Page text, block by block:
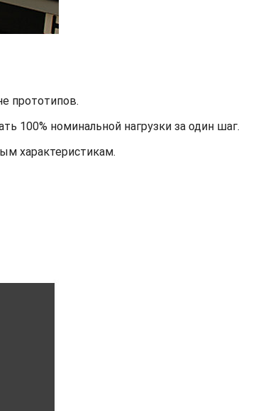
прототипов.
100% номинальной нагрузки за один шаг.
характеристикам.